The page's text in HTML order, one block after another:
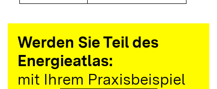
Werden Sie Teil des
Energieatlas:
mit Ihrem Praxisbeispiel